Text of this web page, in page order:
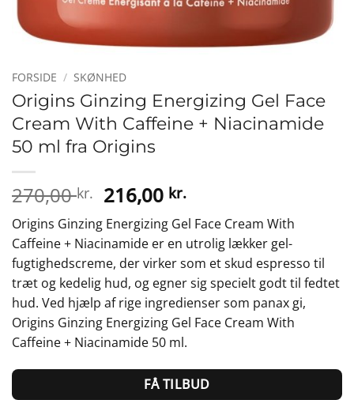
FORSIDE / SKØNHED
Origins Ginzing Energizing Gel Face
Cream With Caffeine + Niacinamide
50 ml fra Origins
270,00kr. Den
oprindelige
pris
var:
270,00 kr..
216,00 kr.Den
aktuelle
pris
er:
216,00 kr..
Origins Ginzing Energizing Gel Face Cream With
Caffeine + Niacinamide er en utrolig lækker gel-
fugtighedscreme, der virker som et skud espresso til
træt og kedelig hud, og egner sig specielt godt til fedtet
hud. Ved hjælp af rige ingredienser som panax gi,
Origins Ginzing Energizing Gel Face Cream With
Caffeine + Niacinamide 50 ml.
FÅ TILBUD